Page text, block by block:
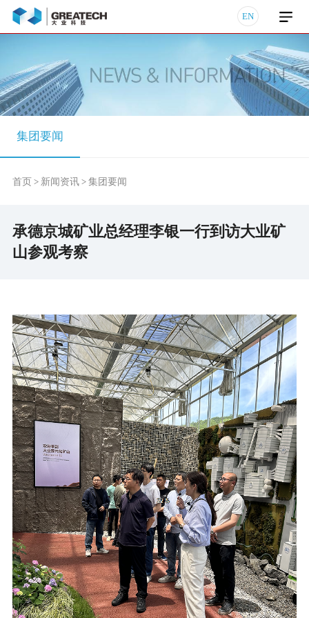
EN
集团要闻
首页 > 新闻资讯> 集团要闻
承德京城矿业总经理李银一行到访大业矿
山参观考察